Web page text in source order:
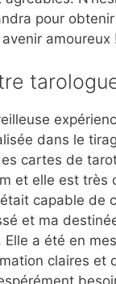
pour
amoureux
dans le
cartes de
et elle est très
était capable de
et ma
a été en
claires et